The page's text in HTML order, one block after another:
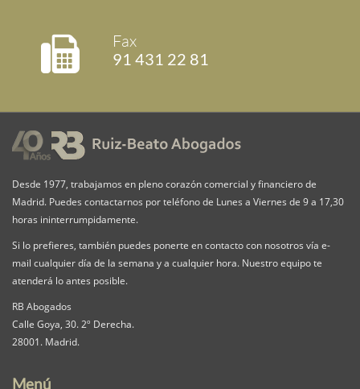
Fax
91 431 22 81
Desde 1977, trabajamos en pleno corazón comercial y financiero de
Madrid. Puedes contactarnos por teléfono de Lunes a Viernes de 9 a 17,30
horas ininterrumpidamente.
Si lo prefieres, también puedes ponerte en contacto con nosotros vía e-
mail cualquier día de la semana y a cualquier hora. Nuestro equipo te
atenderá lo antes posible.
RB Abogados
Calle Goya, 30. 2º Derecha.
28001. Madrid.
Menú